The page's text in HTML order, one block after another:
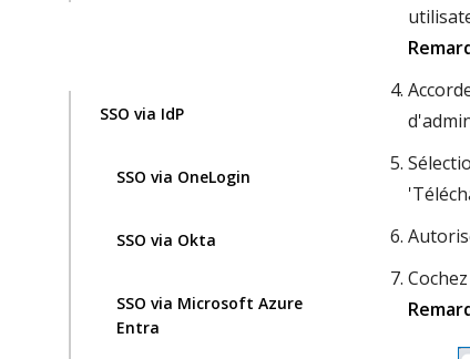
SSO via IdP
SSO via OneLogin
SSO via Okta
SSO via Microsoft Azure
Entra